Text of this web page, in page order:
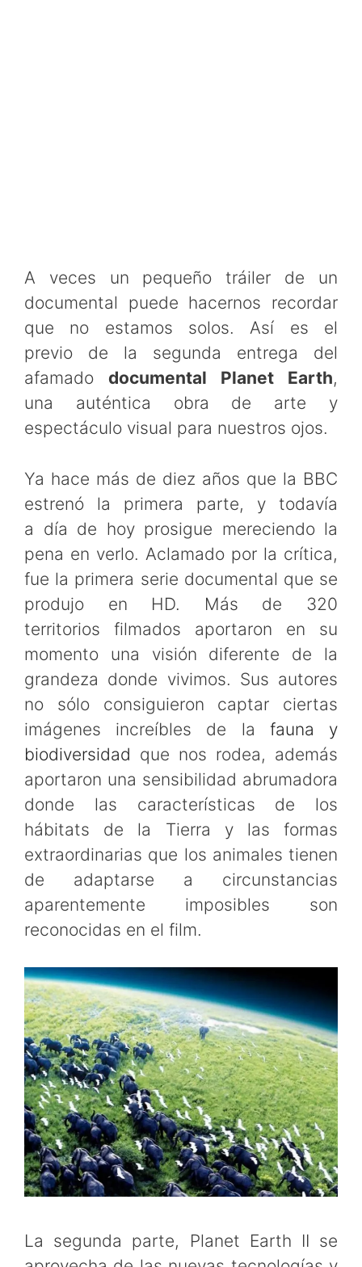
A veces un pequeño tráiler de un
documental puede hacernos recordar
que no estamos solos. Así es el
previo de la segunda entrega del
afamado documental Planet Earth,
una auténtica obra de arte y
espectáculo visual para nuestros ojos.
Ya hace más de diez años que la BBC
estrenó la primera parte, y todavía
a día de hoy prosigue mereciendo la
pena en verlo. Aclamado por la crítica,
fue la primera serie documental que se
produjo en HD. Más de 320
territorios filmados aportaron en su
momento una visión diferente de la
grandeza donde vivimos. Sus autores
no sólo consiguieron captar ciertas
imágenes increíbles de la fauna y
biodiversidad que nos rodea, además
aportaron una sensibilidad abrumadora
donde las características de los
hábitats de la Tierra y las formas
extraordinarias que los animales tienen
de adaptarse a circunstancias
aparentemente imposibles son
reconocidas en el film.
La segunda parte, Planet Earth II se